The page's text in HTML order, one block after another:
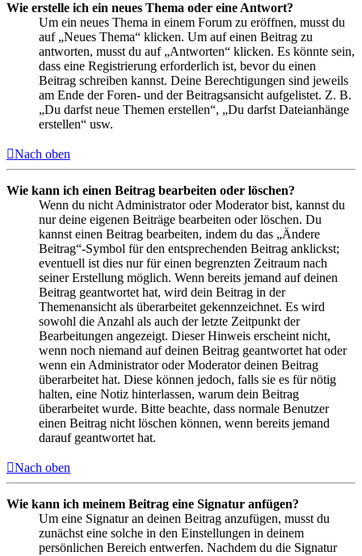
Wie erstelle ich ein neues Thema oder eine Antwort?
Um ein neues Thema in einem Forum zu eröffnen, musst du
auf „Neues Thema“ klicken. Um auf einen Beitrag zu
antworten, musst du auf „Antworten“ klicken. Es könnte sein,
dass eine Registrierung erforderlich ist, bevor du einen
Beitrag schreiben kannst. Deine Berechtigungen sind jeweils
am Ende der Foren- und der Beitragsansicht aufgelistet. Z. B.
„Du darfst neue Themen erstellen“, „Du darfst Dateianhänge
erstellen“ usw.
Nach oben
Wie kann ich einen Beitrag bearbeiten oder löschen?
Wenn du nicht Administrator oder Moderator bist, kannst du
nur deine eigenen Beiträge bearbeiten oder löschen. Du
kannst einen Beitrag bearbeiten, indem du das „Ändere
Beitrag“-Symbol für den entsprechenden Beitrag anklickst;
eventuell ist dies nur für einen begrenzten Zeitraum nach
seiner Erstellung möglich. Wenn bereits jemand auf deinen
Beitrag geantwortet hat, wird dein Beitrag in der
Themenansicht als überarbeitet gekennzeichnet. Es wird
sowohl die Anzahl als auch der letzte Zeitpunkt der
Bearbeitungen angezeigt. Dieser Hinweis erscheint nicht,
wenn noch niemand auf deinen Beitrag geantwortet hat oder
wenn ein Administrator oder Moderator deinen Beitrag
überarbeitet hat. Diese können jedoch, falls sie es für nötig
halten, eine Notiz hinterlassen, warum dein Beitrag
überarbeitet wurde. Bitte beachte, dass normale Benutzer
einen Beitrag nicht löschen können, wenn bereits jemand
darauf geantwortet hat.
Nach oben
Wie kann ich meinem Beitrag eine Signatur anfügen?
Um eine Signatur an deinen Beitrag anzufügen, musst du
zunächst eine solche in den Einstellungen in deinem
persönlichen Bereich entwerfen. Nachdem du die Signatur